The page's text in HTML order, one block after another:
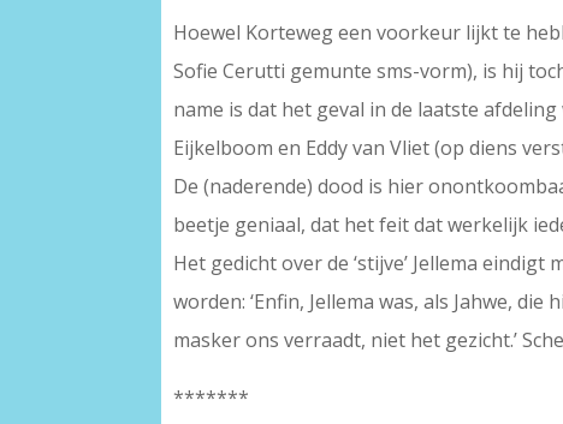
Hoewel Korteweg een voorkeur lijkt te
Sofie Cerutti gemunte sms-vorm), is hij
name is dat het geval in de laatste
Eijkelboom en Eddy van Vliet (op diens
De (naderende) dood is hier
beetje geniaal, dat het feit dat werkelijk
Het gedicht over de ‘stijve’ Jellema
worden: ‘Enfin, Jellema was, als Jahwe,
masker ons verraadt, niet het gezicht.’
*******